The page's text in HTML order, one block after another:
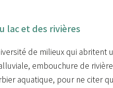
lac et des rivières
de milieux qui abritent
embouchure de
aquatique, pour ne citer